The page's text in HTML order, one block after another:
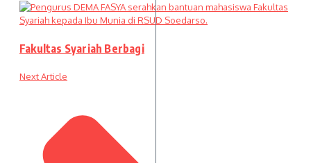
Fakultas Syariah Berbagi
Next Article